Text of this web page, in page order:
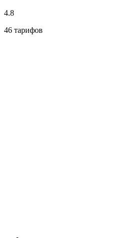
4.8
46 тарифов